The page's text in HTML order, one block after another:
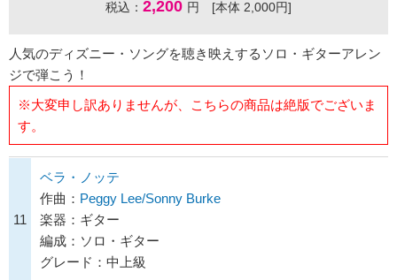
税込： 2,200 円 [本体 2,000円]
人気のディズニー・ソングを聴き映えするソロ・ギターアレン
ジで弾こう！
※大変申し訳ありませんが、こちらの商品は絶版でございま
す。
11
ベラ・ノッテ
作曲： Peggy Lee/Sonny Burke
楽器：ギター
編成：ソロ・ギター
グレード：中上級